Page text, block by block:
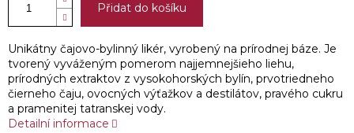
Přidat do košíku
Unikátny čajovo-bylinný likér, vyrobený na prírodnej báze. Je
tvorený vyváženým pomerom najjemnejšieho liehu,
prírodných extraktov z vysokohorských bylín, prvotriedneho
čierneho čaju, ovocných výťažkov a destilátov, pravého cukru
a pramenitej tatranskej vody.
Detailní informace